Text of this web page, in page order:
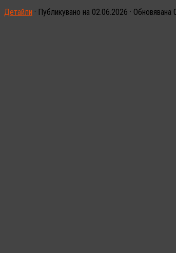
Детайли · Публикувано на 02.06.2026 · Обновявана